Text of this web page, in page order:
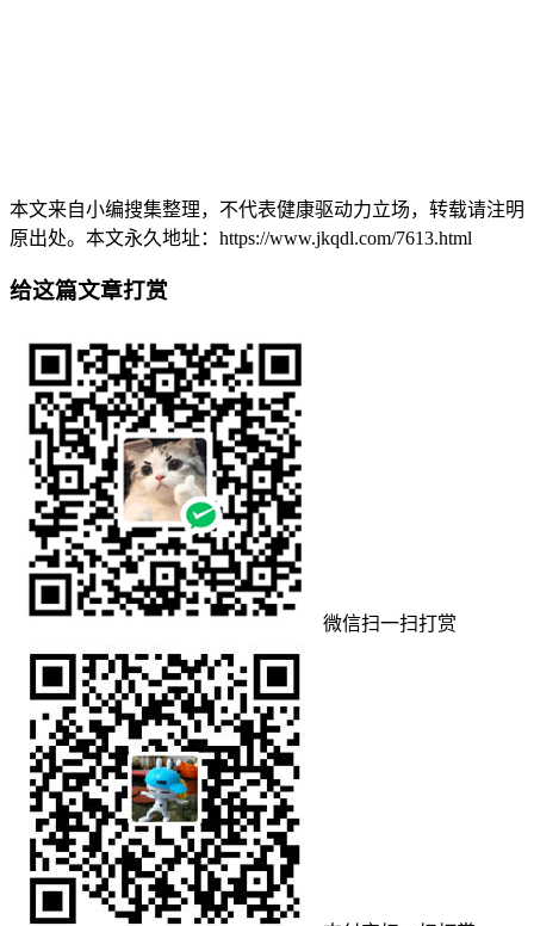
本文来自小编搜集整理，不代表健康驱动力立场，转载请注明
原出处。本文永久地址：https://www.jkqdl.com/7613.html
给这篇文章打赏
微信扫一扫打赏